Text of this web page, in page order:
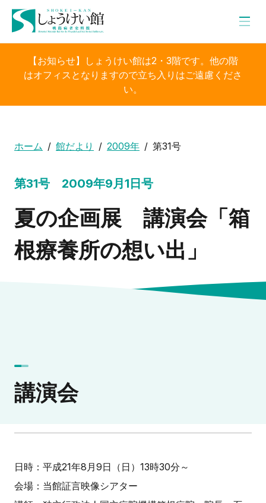
【お知らせ】しょうけい館は2・3階です。他の階
はオフィスとなりますので立ち入りはご遠慮くださ
い。
ホーム 館だより 2009年 第31号
第31号 2009年9月1日号
夏の企画展 講演会「箱
根療養所の想い出」
講演会
日時：平成21年8月9日（日）13時30分～
会場：当館証言映像シアター